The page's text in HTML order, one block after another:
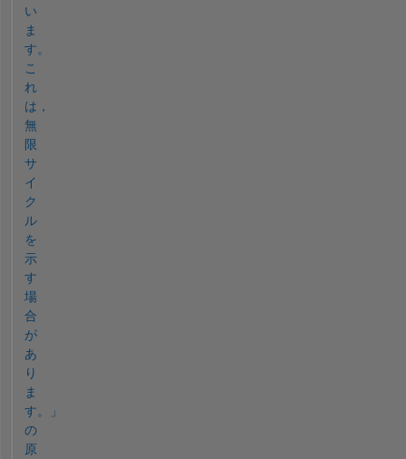
い
ま
す。
こ
れ
は，
無
限
サ
イ
ク
ル
を
示
す
場
合
が
あ
り
ま
す。」
の
原